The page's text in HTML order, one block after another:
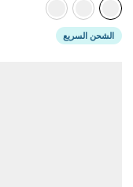
الشحن السريع